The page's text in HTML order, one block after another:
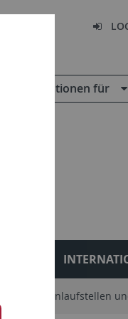
Informationen für
Zentrale Anlaufstellen